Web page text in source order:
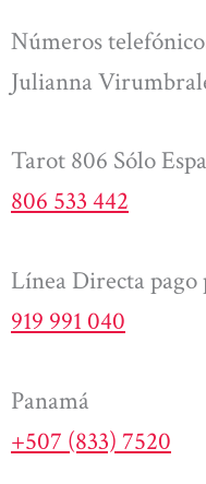
Números
Julianna
Tarot 806 Sólo
806 533 442
Línea Directa pago
919 991 040
Panamá
+507 (833) 7520